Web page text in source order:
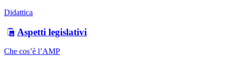
Didattica
Aspetti legislativi
Che cos’è l’AMP